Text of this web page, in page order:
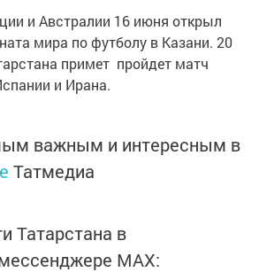
и Австралии 16 июня открыл
мира по футболу в Казани. 20
примет пройдет матч
и Ирана.
важным и интересным в
Татмедиа
Татарстана в
MАХ: